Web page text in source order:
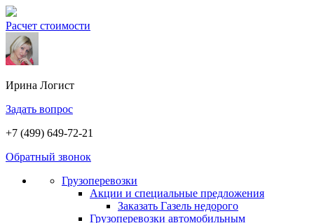
Расчет стоимости
Ирина Логист
Задать вопрос
+7 (499) 649-72-21
Обратный звонок
Грузоперевозки
Акции и специальные предложения
Заказать Газель недорого
Грузоперевозки автомобильным